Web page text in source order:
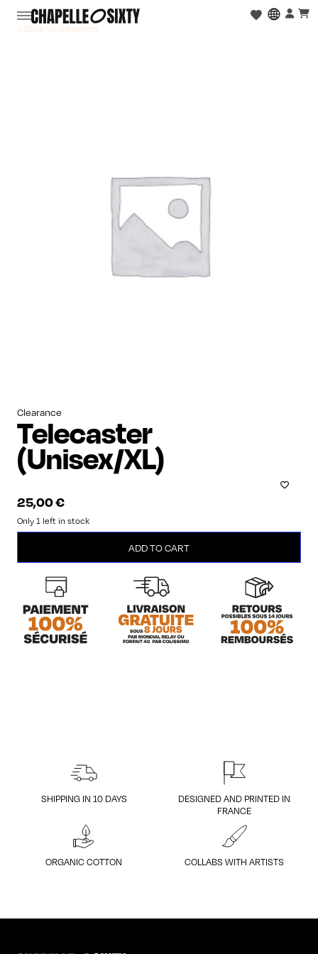
< Back to collection
Clearance
Telecaster
(Unisex/XL)
25,00€
Only 1 left in stock
ADD TO CART
SHIPPING IN 10 DAYS
DESIGNED AND PRINTED IN
FRANCE
ORGANIC COTTON COLLABS WITH ARTISTS